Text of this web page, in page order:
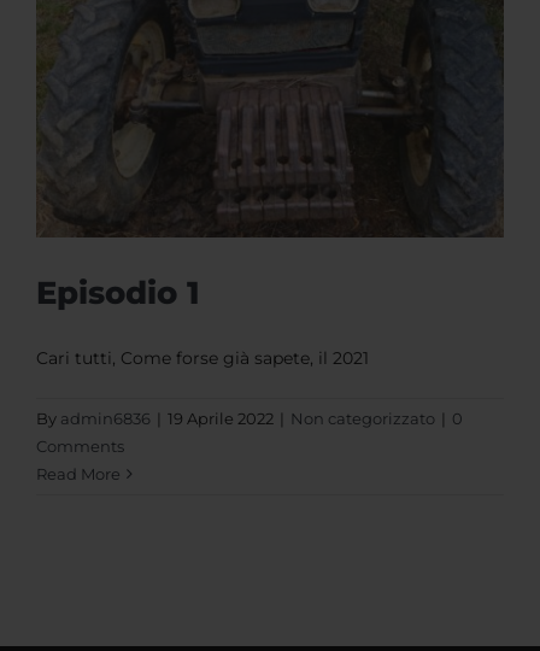
Episodio 1
Cari tutti, Come forse già sapete, il 2021
By admin6836 | 19 Aprile 2022 | Non categorizzato | 0
Comments
Read More